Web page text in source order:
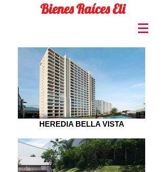
Bienes Raíces Eli
HEREDIA BELLA VISTA